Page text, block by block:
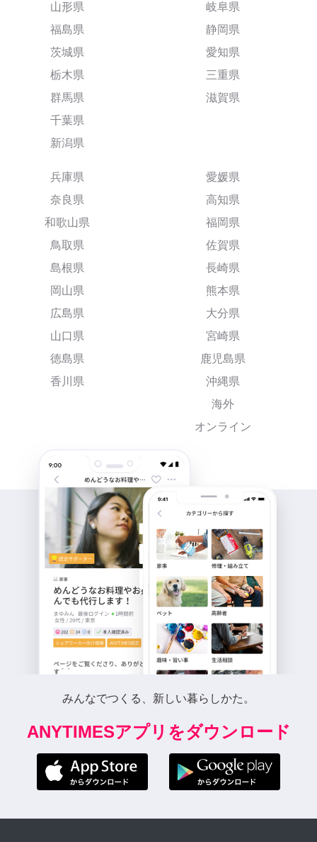
山形県
福島県
茨城県
栃木県
群馬県
千葉県
新潟県
岐阜県
静岡県
愛知県
三重県
滋賀県
兵庫県
奈良県
和歌山県
鳥取県
島根県
岡山県
広島県
山口県
徳島県
香川県
愛媛県
高知県
福岡県
佐賀県
長崎県
熊本県
大分県
宮崎県
鹿児島県
沖縄県
海外
オンライン
みんなでつくる、新しい暮らしかた。
ANYTIMESアプリをダウンロード